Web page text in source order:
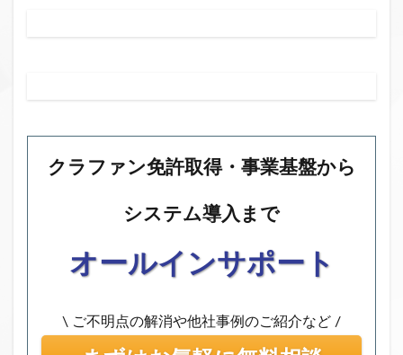
クラファン免許取得・事業基盤から
システム導入まで
オールインサポート
\ ご不明点の解消や他社事例のご紹介など /